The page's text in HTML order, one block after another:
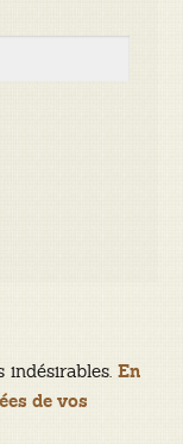
En
de vos